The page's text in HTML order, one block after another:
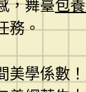
，舞臺包
務。
美學係數